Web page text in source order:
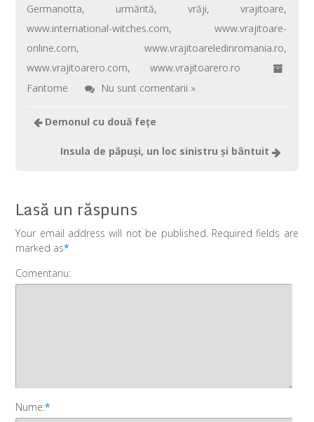
Germanotta, urmărită,vrăji,vrajitoare,
www.international-witches.com,www.vrajitoare-
online.com,www.vrajitoareledinromania.ro,
www.vrajitoarero.com, www.vrajitoarero.ro
Fantome
Nu sunt comentarii »
Demonul cu două feţe
Insula de păpuşi, un loc sinistru şi bântuit
Lasă un răspuns
Your email address will not be published. Required fields are
marked as*
Comentariu:
Nume:*